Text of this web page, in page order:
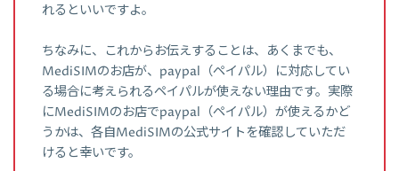
れるといいですよ。
ちなみに、これからお伝えすることは、あくまでも、
MediSIMのお店が、paypal（ペイパル）に対応してい
る場合に考えられるペイパルが使えない理由です。実際
にMediSIMのお店でpaypal（ペイパル）が使えるかど
うかは、各自MediSIMの公式サイトを確認していただ
けると幸いです。